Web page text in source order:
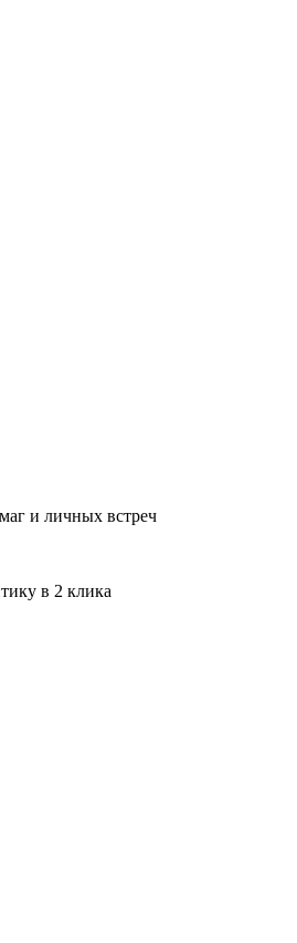
и личных встреч
в 2 клика